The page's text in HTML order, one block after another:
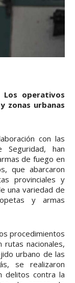
operativos
zonas urbanas
con las
Seguridad, han
de fuego en
que abarcaron
provinciales y
una variedad de
y armas
procedimientos
nacionales,
urbano de las
se realizaron
delitos contra la